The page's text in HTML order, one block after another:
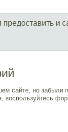
и
сайте, но забыли
воспользуйтесь